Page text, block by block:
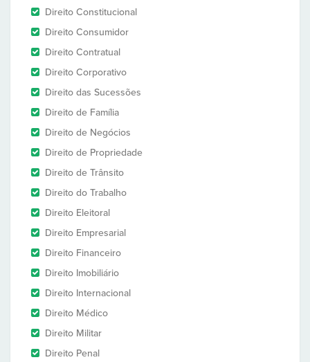
Direito Constitucional
Direito Consumidor
Direito Contratual
Direito Corporativo
Direito das Sucessões
Direito de Família
Direito de Negócios
Direito de Propriedade
Direito de Trânsito
Direito do Trabalho
Direito Eleitoral
Direito Empresarial
Direito Financeiro
Direito Imobiliário
Direito Internacional
Direito Médico
Direito Militar
Direito Penal